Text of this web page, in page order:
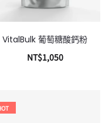
VitalBulk 葡萄糖酸鈣粉
NT$1,050